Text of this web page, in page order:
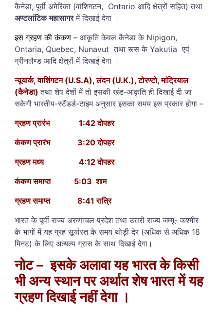
कैनेडा, पूर्वी अमेरिका (वांशिगटन, Ontario आदि क्षेत्रों सहित) तथा
अण्टलांटिक महासागरमें दिखाई देगा ।
इस ग्रहण की कंकण – आकृति केवल कैनेडा के Nipigon,
Ontaria, Quebec, Nunavut तथा रूस के Yakutia एवं
ग्रीनलैण्ड आदि क्षेत्रों में दिखाई देगा ।
न्यूयार्क, वाशिंगटन (U.S.A), लंदन (U.K.), टोरण्टो, मांट्रियाल
(कैनेडा)तथा शेष देशों में तो इसकी खंड-आकृति ही दिखाई दी जा
सकेगी भारतीय-स्टैंडर्ड-टाइम अनुसार इसका समय इस प्रकार होगा –
ग्रहण प्रारंभ 1:42 दोपहर
कंकण प्रारंभ 3:20 दोपहर
ग्रहण मध्य 4:12 दोपहर
कंकण समाप्त 5:03 शाम
ग्रहण समाप्त 8:41 रात्रि
भारत के पूर्वी राज्य अरुणाचल प्रदेश तथा उत्तरी राज्य जम्मू- कश्मीर
के भागों में यह ग्रह सूर्यास्त के समय थोड़ी देर (अधिक से अधिक 18
मिनट) के लिए अत्यल्प ग्रास के साथ दिखाई देगा।
नोट – इसके अलावा यह भारत के किसी
भी अन्य स्थान पर अर्थात शेष भारत में यह
ग्रहण दिखाई नहीं देगा ।